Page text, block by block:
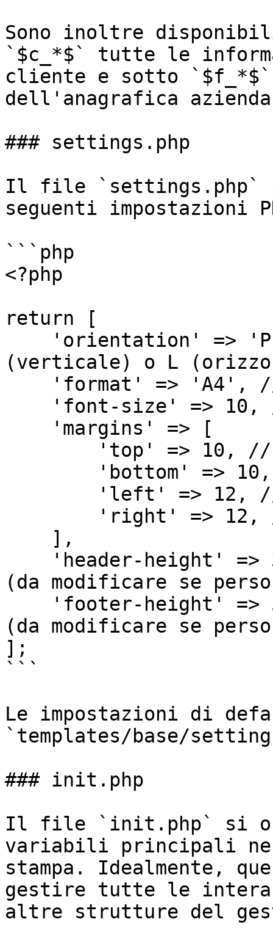
Sono inoltre
`$c_*$` tutte le
cliente e sotto
dell'anagrafica
### settings.php
Il file `settings.php`
seguenti impostazioni
```php
<?php
return [
(verticale) o L
(da modificare se
(da modificare se
];
```
Le impostazioni di
`templates/base/
### init.php
Il file `init.php` si
variabili principali
stampa. Idealmente,
gestire tutte le
altre strutture del